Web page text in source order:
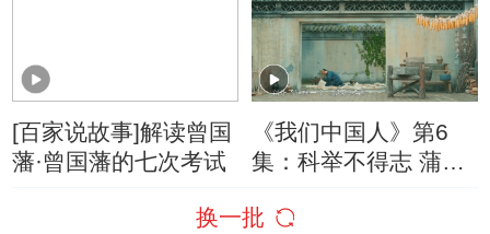
[百家说故事]解读曾国
藩·曾国藩的七次考试
《我们中国人》第6
集：科举不得志 蒲松
启一项新的事业
换一批